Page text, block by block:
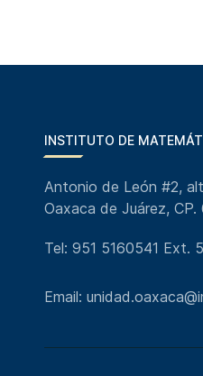
INSTITUTO DE
Antonio de León #2,
Oaxaca de Juárez,
Tel: 951 5160541 Ext.
Email: